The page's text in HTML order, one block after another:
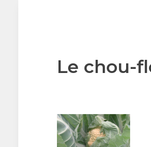
Le chou-